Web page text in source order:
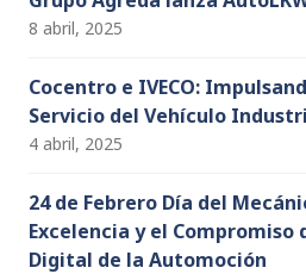
8 abril, 2025
Cocentro e IVECO:
Servicio del Vehículo
4 abril, 2025
24 de Febrero Día del
Excelencia y el Compromiso
Digital de la Automoción